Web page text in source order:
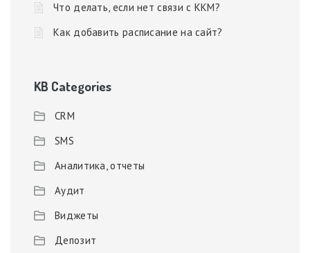
Что делать, если нет связи с ККМ?
Как добавить расписание на сайт?
KB Categories
CRM
SMS
Аналитика, отчеты
Аудит
Виджеты
Депозит